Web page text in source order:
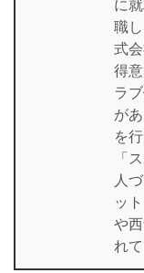
に
職
式
得
ラ
が
を
「
人
ッ
や
れて